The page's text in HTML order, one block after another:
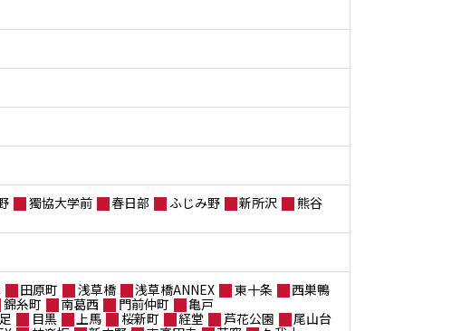
獨協大学前 春日部 ふじみ野 新所沢
熊谷
田原町 浅草橋 浅草橋ANNEX 東十条
西巣鴨
錦糸町 南葛西 門前仲町
亀戸
目黒 上馬 桜新町 経堂 芦花公園
尾山台